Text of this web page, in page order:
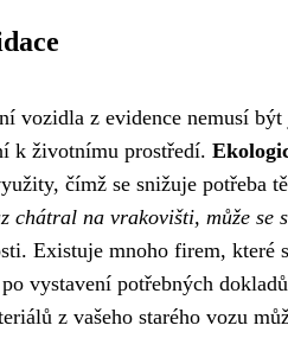
vozidla z evidence nemusí
k životnímu prostředí.
čímž se snižuje potřeba
chátral na vrakovišti, může se
Existuje mnoho firem,
vystavení potřebných
z vašeho starého vozu